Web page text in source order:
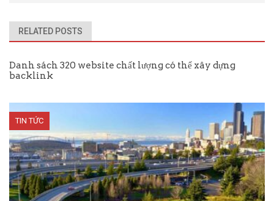
RELATED POSTS
Danh sách 320 website chất lượng có thể xây dựng
backlink
TIN TỨC